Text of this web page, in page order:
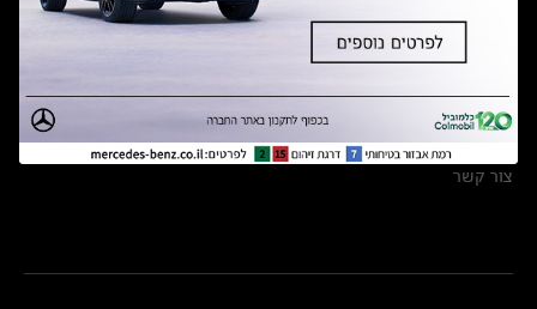
מצאו אותנו
אולמות תצוגה
מרכזי שירות
צור קשר